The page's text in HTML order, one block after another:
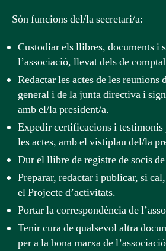
Són funcions del/la secretari/a:
Custodiar els llibres, documents i
l’associació, llevat dels de
Redactar les actes de les reunions
general i de la junta directiva i
amb el/la president/a.
Expedir certificacions i testimonis
les actes, amb el vistiplau del/la
Dur el llibre de registre de socis
Preparar, redactar i publicar, si
el Projecte d’activitats.
Portar la correspondència de
Tenir cura de qualsevol altra
per a la bona marxa de